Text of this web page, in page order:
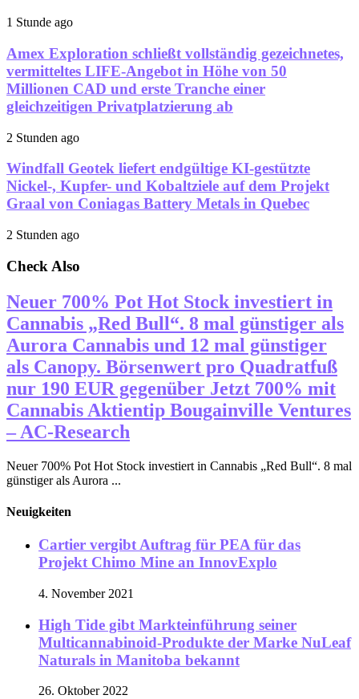
1 Stunde ago
Amex Exploration schließt vollständig gezeichnetes,
vermitteltes LIFE-Angebot in Höhe von 50
Millionen CAD und erste Tranche einer
gleichzeitigen Privatplatzierung ab
2 Stunden ago
Windfall Geotek liefert endgültige KI-gestützte
Nickel-, Kupfer- und Kobaltziele auf dem Projekt
Graal von Coniagas Battery Metals in Quebec
2 Stunden ago
Check Also
Neuer 700% Pot Hot Stock investiert in
Cannabis „Red Bull“. 8 mal günstiger als
Aurora Cannabis und 12 mal günstiger
als Canopy. Börsenwert pro Quadratfuß
nur 190 EUR gegenüber Jetzt 700% mit
Cannabis Aktientip Bougainville Ventures
– AC-Research
Neuer 700% Pot Hot Stock investiert in Cannabis „Red Bull“. 8 mal
günstiger als Aurora ...
Neuigkeiten
Cartier vergibt Auftrag für PEA für das
Projekt Chimo Mine an InnovExplo
4. November 2021
High Tide gibt Markteinführung seiner
Multicannabinoid-Produkte der Marke NuLeaf
Naturals in Manitoba bekannt
26. Oktober 2022